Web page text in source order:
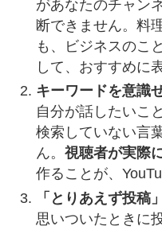
があなたのチャン
断できません。料
も、ビジネスのこ
して、おすすめに
キーワードを意識
自分が話したいこ
検索していない言
ん。 視聴者が実際
作ることが、
「とりあえず投稿
思いついたときに